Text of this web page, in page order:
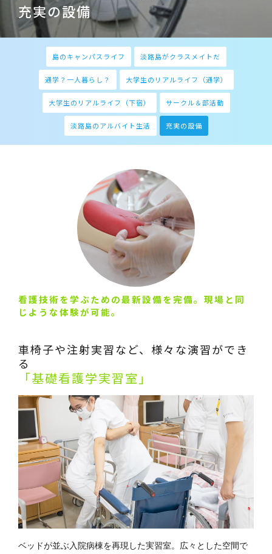
充実の設備
島のキャンパスライフ 淡路島がクラスメイトだ
通学？一人暮らし？ 大学生のリアルライフ（通学）
大学生のリアルライフ（下宿） サークル＆部活動
淡路島のアルバイト生活 充実の設備
看護技術を学ぶための最新設備を完備。現場と同
じような体験が可能。
車椅子や注射実習など、様々な演習ができ
る
「基礎看護学実習室」
ベッドが並ぶ入院病棟を再現した実習室。広々とした空間で